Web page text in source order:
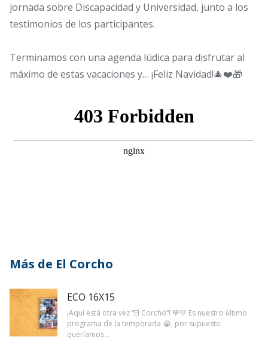
jornada sobre Discapacidad y Universidad, junto a los
testimonios de los participantes.
Terminamos con una agenda lúdica para disfrutar al
máximo de estas vacaciones y… ¡Feliz Navidad!🎄❤️🎁
Más de El Corcho
ECO 16X15
¡Aquí está otra vez “El Corcho”! 💙💛 Es nuestro último
programa de la temporada 😭, por supuesto
queríamos...